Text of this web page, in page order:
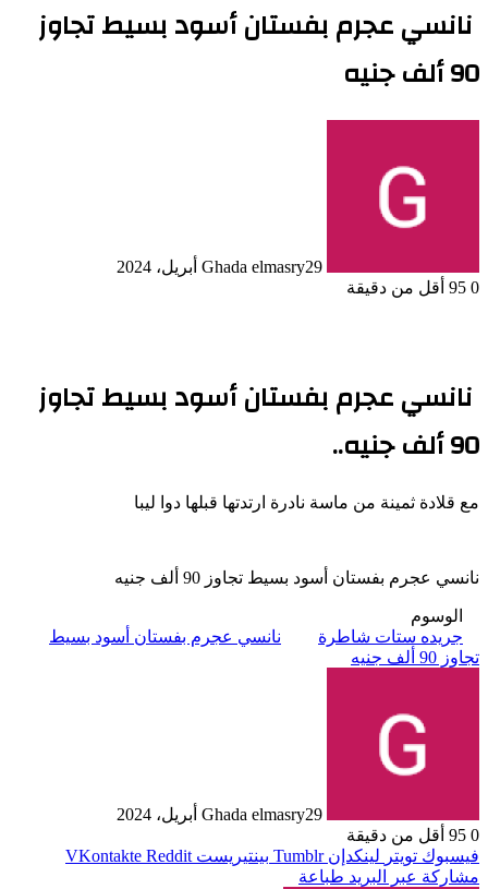
نانسي عجرم بفستان أسود بسيط تجاوز
90 ألف جنيه
Ghada elmasry29 أبريل، 2024
0
أقل من دقيقة
نانسي عجرم بفستان أسود بسيط تجاوز
90 ألف جنيه..
مع قلادة ثمينة من ماسة نادرة ارتدتها قبلها دوا ليبا
نانسي عجرم بفستان أسود بسيط تجاوز 90 ألف جنيه
الوسوم
جريده ستات شاطرة
نانسي عجرم بفستان أسود بسيط
تجاوز 90 ألف جنيه
Ghada elmasry29 أبريل، 2024
0
أقل من دقيقة
فيسبوك تويتر لينكدإن بينتيريست
مشاركة عبر البريد طباعة